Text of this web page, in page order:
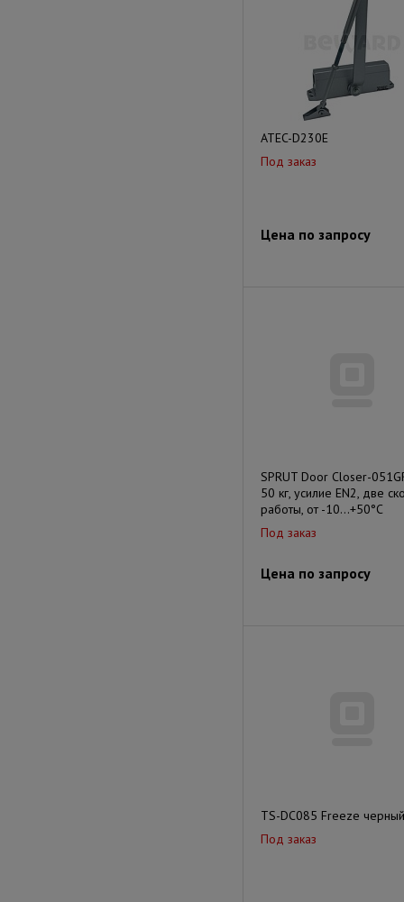
ATEC-D230E
Под заказ
Цена по запросу
SPRUT Door Closer-
50 кг, усилие EN2, две
работы, от -10…+50°С
Под заказ
Цена по запросу
TS-DC085 Freeze черный
Под заказ